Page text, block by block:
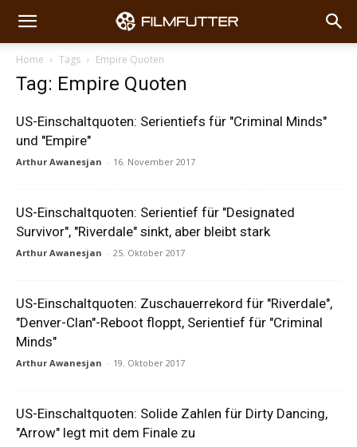
Home Tags Empire Quoten
Tag: Empire Quoten
US-Einschaltquoten: Serientiefs für "Criminal Minds"
und "Empire"
Arthur Awanesjan - 16. November 2017
US-Einschaltquoten: Serientief für "Designated
Survivor", "Riverdale" sinkt, aber bleibt stark
Arthur Awanesjan - 25. Oktober 2017
US-Einschaltquoten: Zuschauerrekord für "Riverdale",
"Denver-Clan"-Reboot floppt, Serientief für "Criminal
Minds"
Arthur Awanesjan - 19. Oktober 2017
US-Einschaltquoten: Solide Zahlen für Dirty Dancing,
"Arrow" legt mit dem Finale zu